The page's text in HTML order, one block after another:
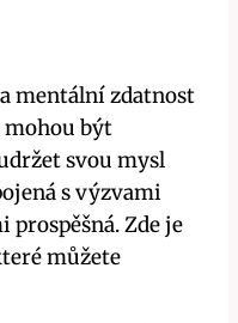
mentální zdatnost
mohou být
svou mysl
s výzvami
Zde je
můžete